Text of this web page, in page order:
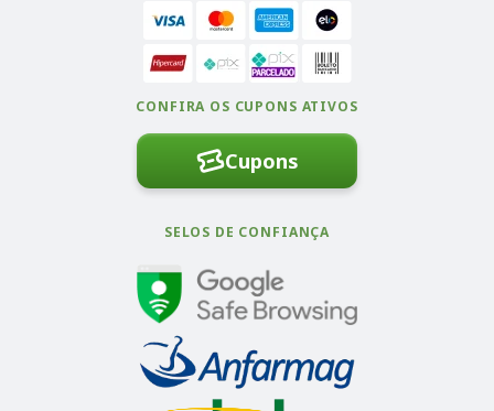
CONFIRA OS CUPONS ATIVOS
Cupons
SELOS DE CONFIANÇA